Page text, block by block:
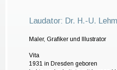
Laudator: Dr. H.-U.
Maler, Grafiker und Illustrator
Vita
1931 in Dresden geboren